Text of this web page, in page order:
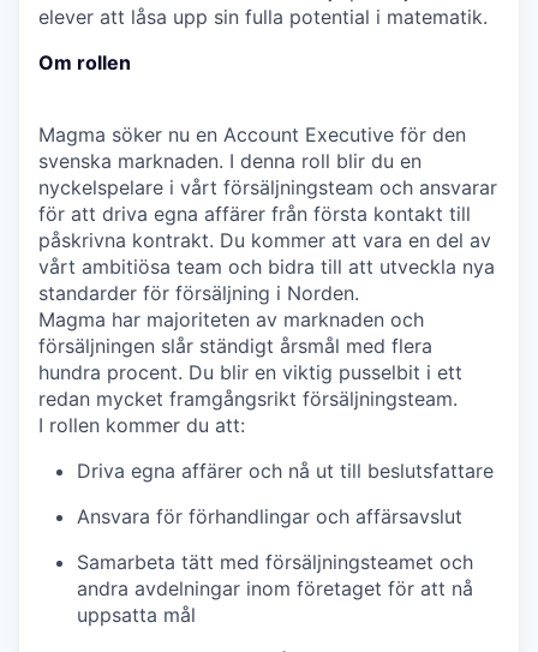
elever att låsa upp sin fulla potential i matematik.
Om rollen
Magma söker nu en Account Executive för den
svenska marknaden. I denna roll blir du en
nyckelspelare i vårt försäljningsteam och ansvarar
för att driva egna affärer från första kontakt till
påskrivna kontrakt. Du kommer att vara en del av
vårt ambitiösa team och bidra till att utveckla nya
standarder för försäljning i Norden.
Magma har majoriteten av marknaden och
försäljningen slår ständigt årsmål med flera
hundra procent. Du blir en viktig pusselbit i ett
redan mycket framgångsrikt försäljningsteam.
I rollen kommer du att:
Driva egna affärer och nå ut till beslutsfattare
Ansvara för förhandlingar och affärsavslut
Samarbeta tätt med försäljningsteamet och
andra avdelningar inom företaget för att nå
uppsatta mål